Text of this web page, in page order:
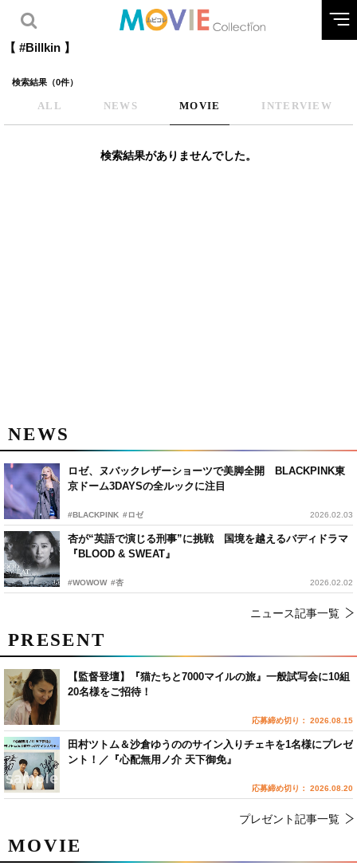
【 #Billkin 】
検索結果（0件）
ALL NEWS MOVIE INTERVIEW
検索結果がありませんでした。
NEWS
ロゼ、ヌバックレザーショーツで美脚全開 BLACKPINK東
京ドーム3DAYSの全ルックに注目
#BLACKPINK #ロゼ 2026.02.03
杏が“英語で演じる刑事”に挑戦 国境を越えるバディドラマ
『BLOOD & SWEAT』
#WOWOW #杏 2026.02.02
ニュース記事一覧
MOVIE
PRESENT
【監督登壇】『猫たちと7000マイルの旅』一般試写会に10組
20名様をご招待！
応募締め切り： 2026.08.15
田村ツトム＆沙倉ゆうののサイン入りチェキを1名様にプレゼ
ント！／『心配無用ノ介 天下御免』
応募締め切り： 2026.08.20
プレゼント記事一覧